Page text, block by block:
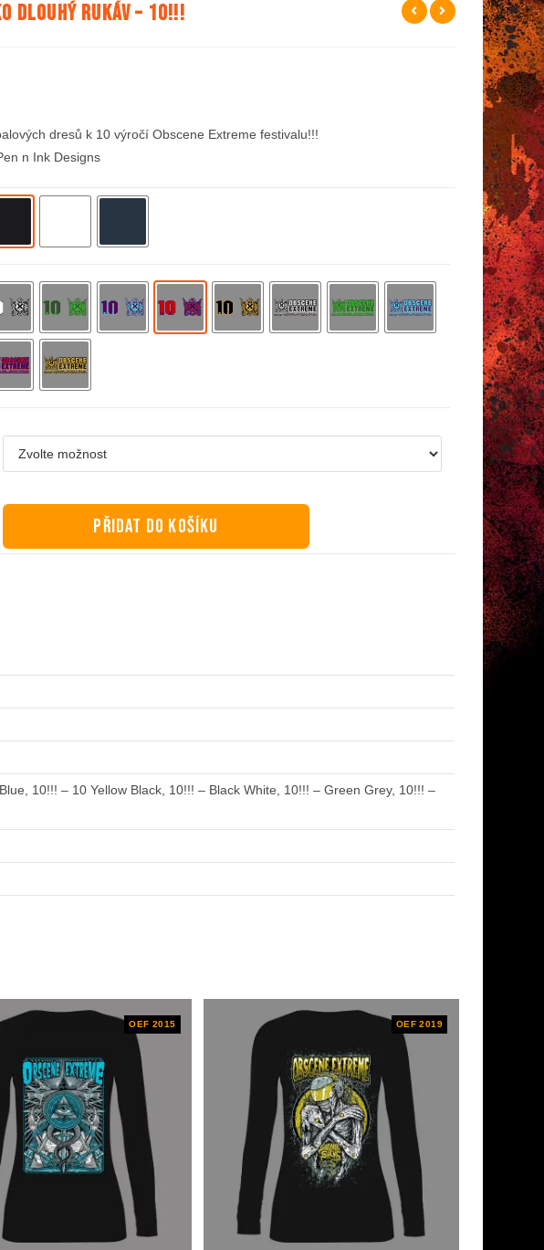
dlouhý rukáv – 10!!!
dresů k 10 výročí Obscene Extreme festivalu!!!
n Ink Designs
PŘIDAT DO KOŠÍKU
10!!! – 10 Yellow Black, 10!!! – Black White, 10!!! – Green Grey, 10!!! –
OEF 2015 OEF 2019